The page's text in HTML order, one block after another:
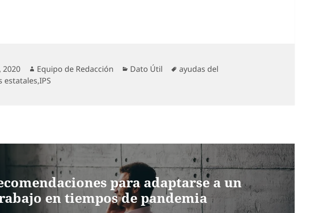
2020 Autor
Equipo de Redacción Categorías
Dato Útil Etiquetas
ayudas del
estatales,IPS
para adaptarse a un
en tiempos de pandemia